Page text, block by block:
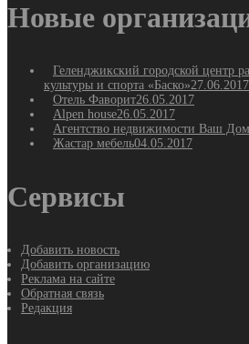
Новые
Геленджикский городской центр
культуры и спорта «Баско»27.06.2017
Отель Фаворит26.05.2017
Alpen house26.05.2017
Агентство недвижимости Ваш Дом
Жастар мебель04.05.2017
Сервисы
Добавить новость
Добавить организацию
Реклама на сайте
Обратная связь
Редакция